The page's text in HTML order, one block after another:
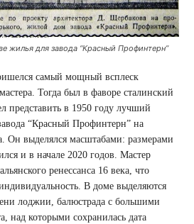
жилья для завода “Красный Профинтерн”
самый мощный всплеск
Тогда был в фаворе сталинский
представить в 1950 году лучший
“Красный Профинтерн” на
Он выделялся масштабами: размерами
и в начале 2020 годов. Мастер
ренессанса 16 века, что
В доме выделяются
лоджии, балюстрада с большими
над которыми сохранилась дата